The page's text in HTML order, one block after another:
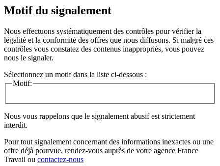
Motif du signalement
Nous effectuons systématiquement des contrôles pour vérifier la
légalité et la conformité des offres que nous diffusons. Si malgré ces
contrôles vous constatez des contenus inappropriés, vous pouvez
nous le signaler.
Sélectionnez un motif dans la liste ci-dessous :
Motif:
Nous vous rappelons que le signalement abusif est strictement
interdit.
Pour tout signalement concernant des informations inexactes ou une
offre déjà pourvue, rendez-vous auprès de votre agence France
Travail ou contactez-nous